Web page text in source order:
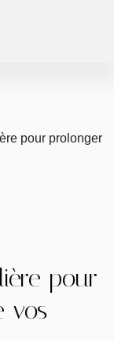
pour prolonger
pour
vos